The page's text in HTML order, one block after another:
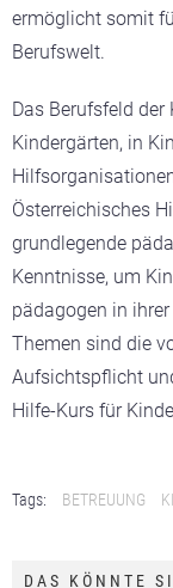
ermöglicht somit
Berufswelt.
Das Berufsfeld
Kindergärten, in
Österreichisches
grundlegende
Kenntnisse, um
pädagogen in
Themen sind die
Aufsichtspflicht
Hilfe-Kurs für
Tags: BETREUUNG
DAS KÖNNTE